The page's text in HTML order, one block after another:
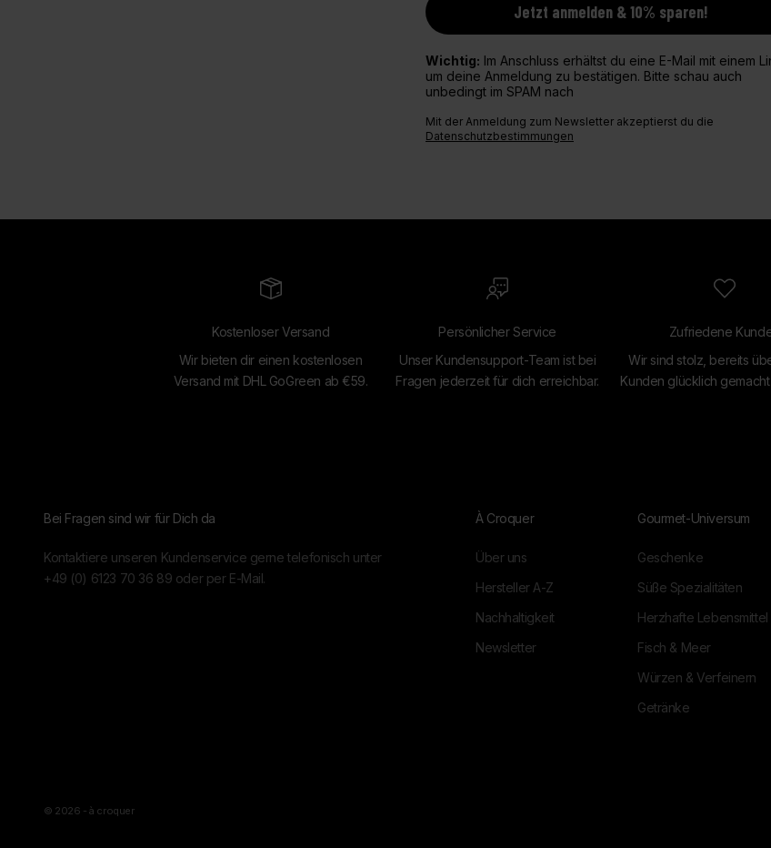
Jetzt anmelden & 10% sparen!
Wichtig: Im Anschluss erhältst du eine E-Mail mit einem
um deine Anmeldung zu bestätigen. Bitte schau auch
unbedingt im SPAM nach
Mit der Anmeldung zum Newsletter akzeptierst du die
Datenschutzbestimmungen
Kostenloser Versand
Wir bieten dir einen kostenlosen
Versand mit DHL GoGreen ab €59.
Persönlicher Service
Unser Kundensupport-Team ist bei
Fragen jederzeit für dich erreichbar.
Zufriedene
Wir sind stolz, bereits
Kunden glücklich
Bei Fragen sind wir für Dich da
Kontaktiere unseren Kundenservice gerne telefonisch unter
+49 (0) 6123 70 36 89 oder per E-Mail.
À Croquer
Über uns
Hersteller A-Z
Nachhaltigkeit
Newsletter
Gourmet-Universum
Geschenke
Süße Spezialitäten
Herzhafte Lebensmittel
Fisch & Meer
Würzen & Verfeinern
Getränke
© 2026 - à croquer